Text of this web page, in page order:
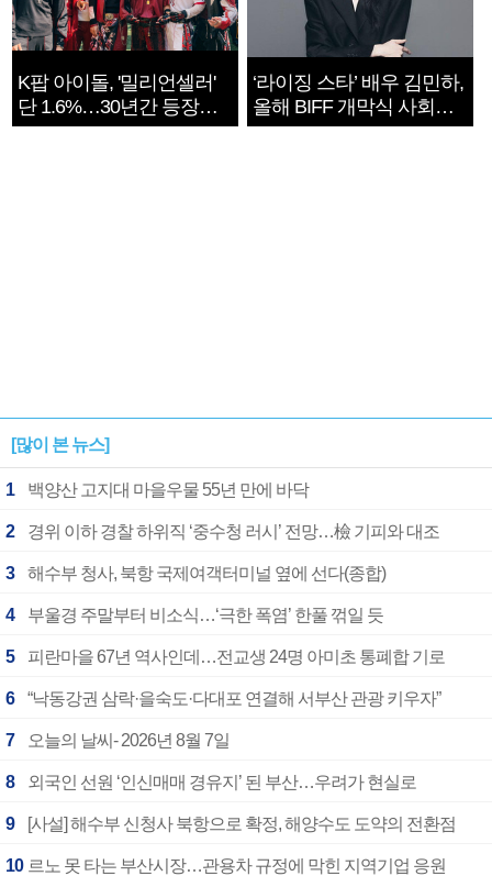
K팝 아이돌, '밀리언셀러'
단 1.6%…30년간 등장
1182개팀 전수조사
‘라이징 스타’ 배우 김민하,
올해 BIFF 개막식 사회자
확정
[많이 본 뉴스]
1 백양산 고지대 마을우물 55년 만에 바닥
2 경위 이하 경찰 하위직 ‘중수청 러시’ 전망…檢 기피와 대조
3 해수부 청사, 북항 국제여객터미널 옆에 선다(종합)
4 부울경 주말부터 비소식…‘극한 폭염’ 한풀 꺾일 듯
5 피란마을 67년 역사인데…전교생 24명 아미초 통폐합 기로
6 “낙동강권 삼락·을숙도·다대포 연결해 서부산 관광 키우자”
7 오늘의 날씨- 2026년 8월 7일
8 외국인 선원 ‘인신매매 경유지’ 된 부산…우려가 현실로
9 [사설] 해수부 신청사 북항으로 확정, 해양수도 도약의 전환점
10 르노 못 타는 부산시장…관용차 규정에 막힌 지역기업 응원